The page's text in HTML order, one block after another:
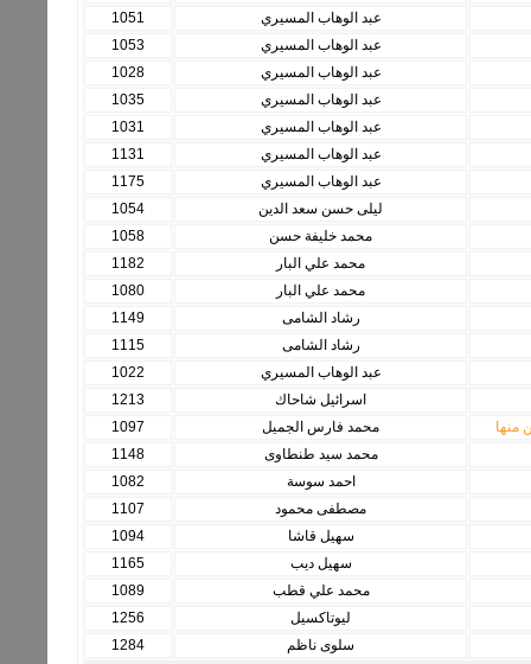
عبد الوهاب المسيري
1051
عبد الوهاب المسيري
1053
عبد الوهاب المسيري
1028
عبد الوهاب المسيري
1035
عبد الوهاب المسيري
1031
عبد الوهاب المسيري
1131
عبد الوهاب المسيري
1175
ليلى حسن سعد الدين
1054
محمد خليفة حسن
1058
محمد علي البار
1182
محمد علي البار
1080
رشاد الشامى
1149
رشاد الشامى
1115
عبد الوهاب المسيري
1022
اسرائيل شاحاك
1213
منها
محمد فارس الجميل
1097
محمد سيد طنطاوى
1148
احمد سوسة
1082
مصطفى محمود
1107
سهيل قاشا
1094
سهيل ديب
1165
محمد علي قطب
1089
ليوتاكسيل
1256
سلوى ناظم
1284